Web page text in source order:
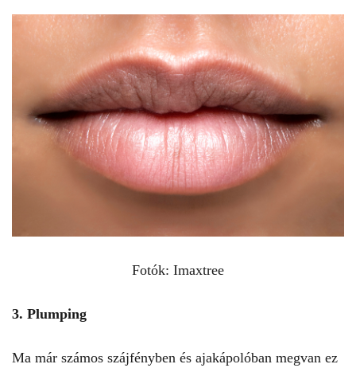
Fotók: Imaxtree
3. Plumping
Ma már számos szájfényben és ajakápolóban megvan ez